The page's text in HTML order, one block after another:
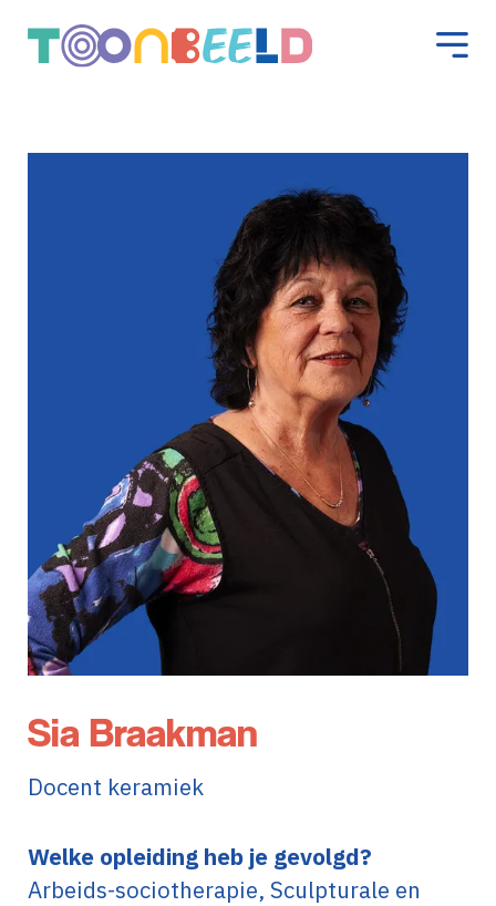
Sia Braakman
Docent keramiek
Welke opleiding heb je gevolgd?
Arbeids-sociotherapie, Sculpturale en